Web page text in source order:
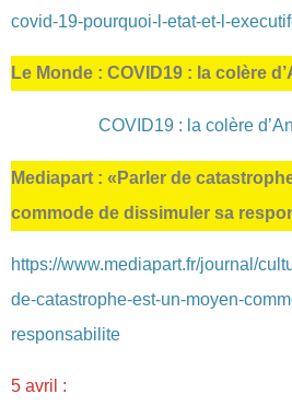
covid-19-pourquoi-l-etat-et-l-
Le Monde : COVID19 : la colère
COVID19 : la colère
Mediapart : «Parler de
commode de dissimuler sa
https://www.mediapart.fr/journal/
de-catastrophe-est-un-moyen-
responsabilite
5 avril :